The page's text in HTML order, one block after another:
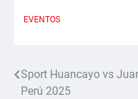
EVENTOS
Navegación
Sport Huancayo vs
Perú 2025